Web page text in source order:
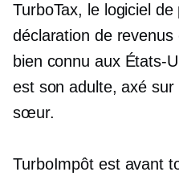
TurboTax, le logiciel
déclaration de
bien connu aux États-
est son adulte,axé sur
sœur.
TurboImpôt est avant